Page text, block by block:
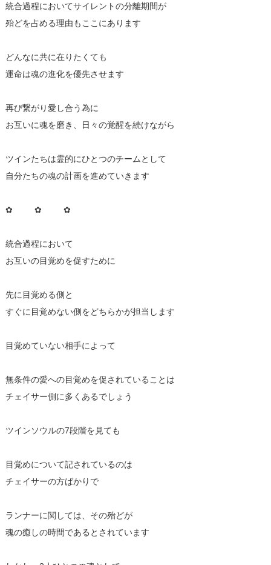
統合過程においてサイレントの分離期間が
殆どを占める理由もここにあります
どんなに共に在りたくても
運命は魂の進化を優先させます
再び繋がり愛し合う為に
お互いに魂を磨き、日々の覚醒を続けながら
ツインたちは霊的にひとつのチームとして
自分たちの魂の計画を進めていきます
✿ ✿ ✿
統合過程において
お互いの目覚めを促すために
先に目覚める側と
すぐに目覚めない側をどちらかが担当します
目覚めていない相手によって
無条件の愛への目覚めを促されていることは
チェイサー側に多くあるでしょう
ツインソウルの7段階を見ても
目覚めについて記されているのは
チェイサーの方ばかりで
ランナーに関しては、その殆どが
魂の癒しの時間であるとされています